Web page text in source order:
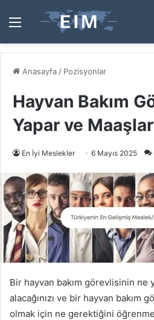
Menü
Anasayfa / Pozisyonlar
Hayvan Bakım
Yapar ve
En İyi Meslekler 6 Mayıs 2025
Bir hayvan bakım görevlisinin ne
alacağınızı ve bir hayvan bakım
olmak için ne gerektiğini öğrenme